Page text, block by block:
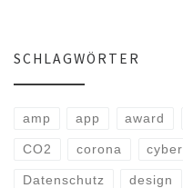
SCHLAGWÖRTER
amp app award
CO2 corona cyber
Datenschutz design